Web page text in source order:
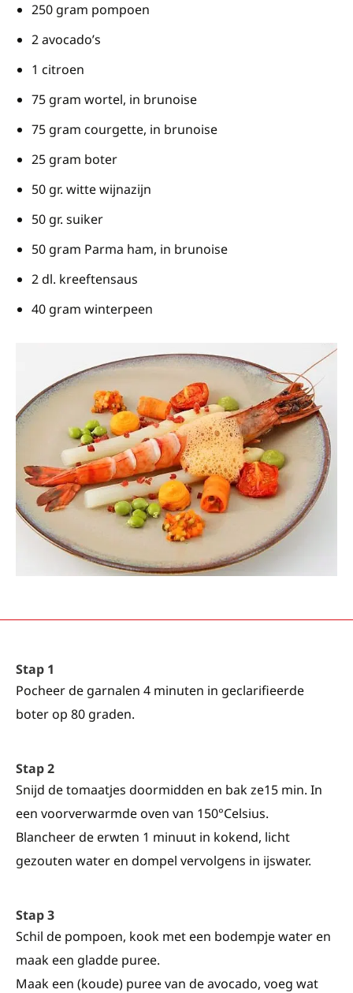
250 gram pompoen
2 avocado’s
1 citroen
75 gram wortel, in brunoise
75 gram courgette, in brunoise
25 gram boter
50 gr. witte wijnazijn
50 gr. suiker
50 gram Parma ham, in brunoise
2 dl. kreeftensaus
40 gram winterpeen
Stap 1
Pocheer de garnalen 4 minuten in geclarifieerde
boter op 80 graden.
Stap 2
Snijd de tomaatjes doormidden en bak ze15 min. In
een voorverwarmde oven van 150°Celsius.
Blancheer de erwten 1 minuut in kokend, licht
gezouten water en dompel vervolgens in ijswater.
Stap 3
Schil de pompoen, kook met een bodempje water en
maak een gladde puree.
Maak een (koude) puree van de avocado, voeg wat